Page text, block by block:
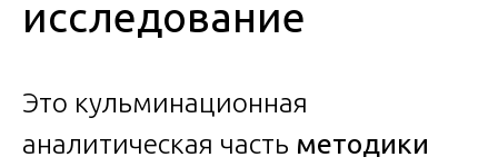
исследование
Это кульминационная
аналитическая часть методики